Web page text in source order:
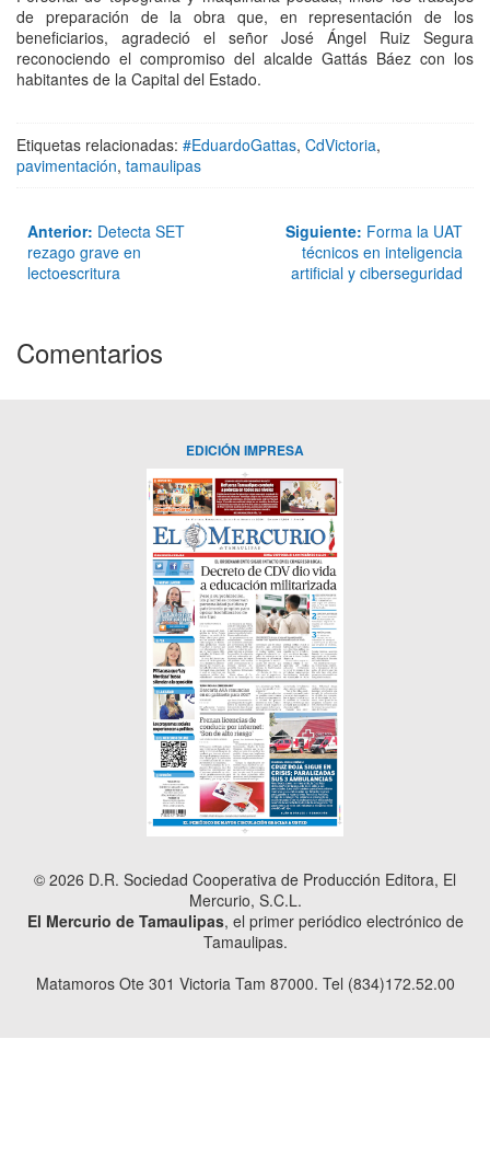
de preparación de la obra que, en representación de los
beneficiarios, agradeció el señor José Ángel Ruiz Segura
reconociendo el compromiso del alcalde Gattás Báez con los
habitantes de la Capital del Estado.
Etiquetas relacionadas: #EduardoGattas, CdVictoria,
pavimentación, tamaulipas
Anterior: Detecta SET
rezago grave en
lectoescritura
Siguiente: Forma la UAT
técnicos en inteligencia
artificial y ciberseguridad
Comentarios
EDICIÓN IMPRESA
© 2026 D.R. Sociedad Cooperativa de Producción Editora, El
Mercurio, S.C.L.
El Mercurio de Tamaulipas, el primer periódico electrónico de
Tamaulipas.
Matamoros Ote 301 Victoria Tam 87000. Tel (834)172.52.00